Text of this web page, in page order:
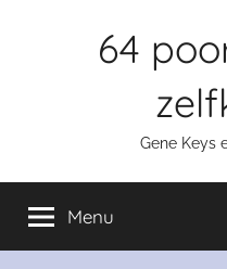
64
Gene Keys
Menu